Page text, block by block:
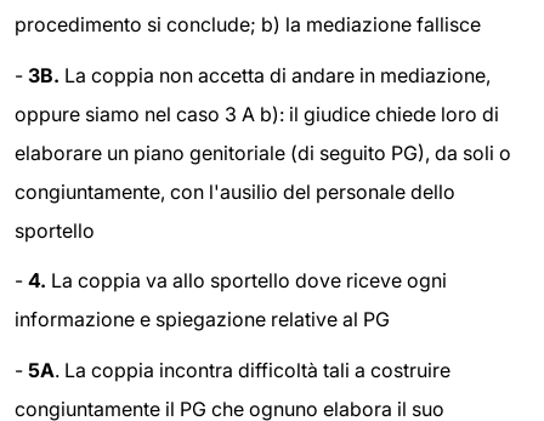
procedimento si conclude; b) la mediazione fallisce
- 3B. La coppia non accetta di andare in mediazione,
oppure siamo nel caso 3 A b): il giudice chiede loro di
elaborare un piano genitoriale (di seguito PG), da soli o
congiuntamente, con l'ausilio del personale dello
sportello
- 4. La coppia va allo sportello dove riceve ogni
informazione e spiegazione relative al PG
- 5A. La coppia incontra difficoltà tali a costruire
congiuntamente il PG che ognuno elabora il suo